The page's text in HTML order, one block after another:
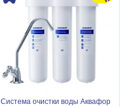
Система очистки воды Аквафор